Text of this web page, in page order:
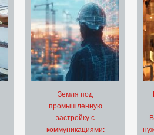
Земля под
промышленную
застройку с
коммуникациями: